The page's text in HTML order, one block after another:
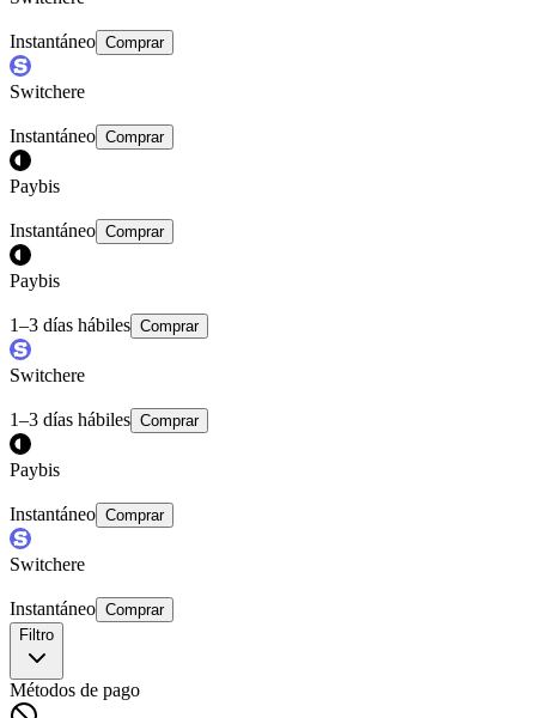
Instantáneo Comprar
Switchere
Instantáneo Comprar
Paybis
Instantáneo Comprar
Paybis
1–3 días hábiles Comprar
Switchere
1–3 días hábiles Comprar
Paybis
Instantáneo Comprar
Switchere
Instantáneo Comprar
Filtro
Métodos de pago